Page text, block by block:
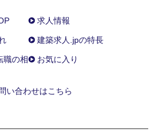
求人情報
建築求人.jpの特長
職の相
お気に入り
い合わせはこちら